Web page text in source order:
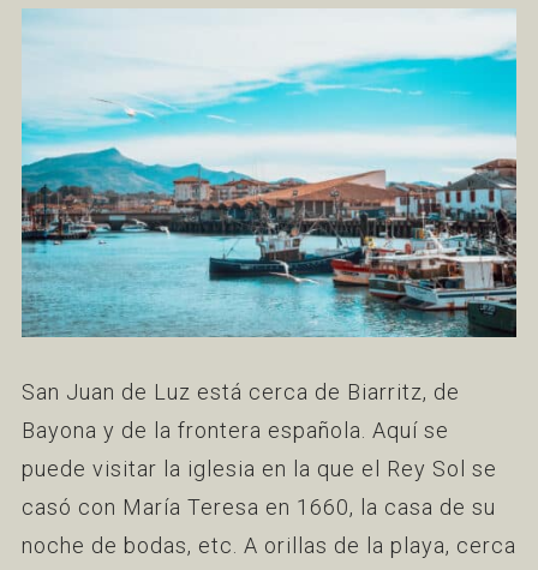
San Juan de Luz está cerca de Biarritz, de
Bayona y de la frontera española. Aquí se
puede visitar la iglesia en la que el Rey Sol se
casó con María Teresa en 1660, la casa de su
noche de bodas, etc. A orillas de la playa, cerca